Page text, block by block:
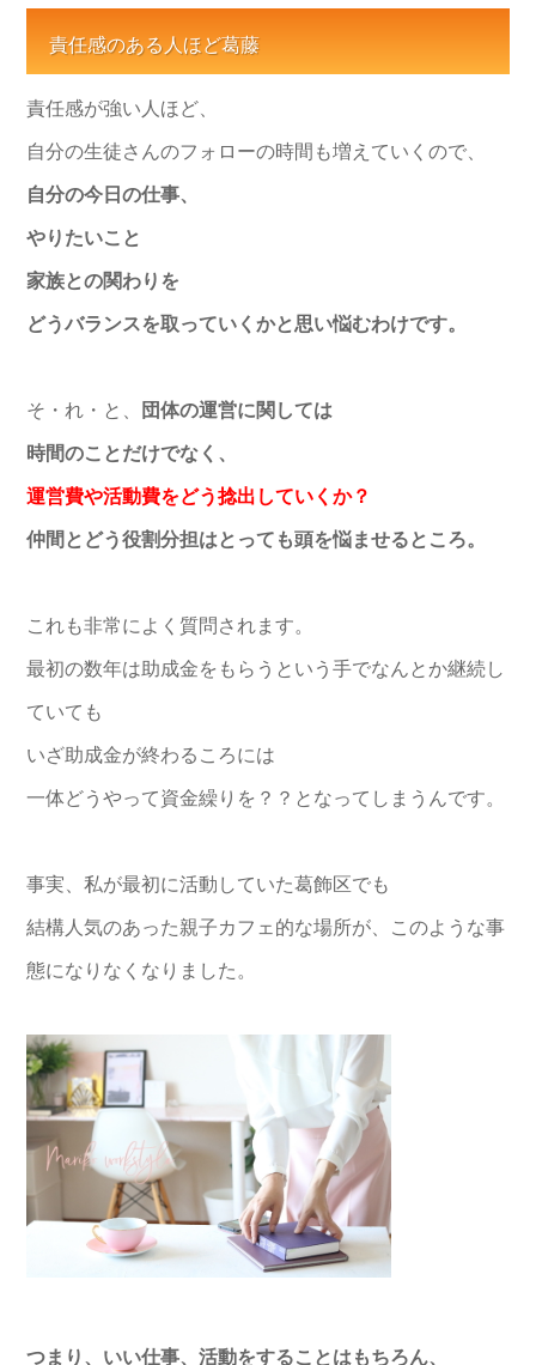
責任感のある人ほど葛藤
責任感が強い人ほど、
自分の生徒さんのフォローの時間も増えていくので、
自分の今日の仕事、
やりたいこと
家族との関わりを
どうバランスを取っていくかと思い悩むわけです。
そ・れ・と、 団体の運営に関しては
時間のことだけでなく、
運営費や活動費をどう捻出していくか？
仲間とどう役割分担はとっても頭を悩ませるところ。
これも非常によく質問されます。
最初の数年は助成金をもらうという手でなんとか継続し
ていても
いざ助成金が終わるころには
一体どうやって資金繰りを？？となってしまうんです。
事実、私が最初に活動していた葛飾区でも
結構人気のあった親子カフェ的な場所が、このような事
態になりなくなりました。
つまり、いい仕事、活動をすることはもちろん、